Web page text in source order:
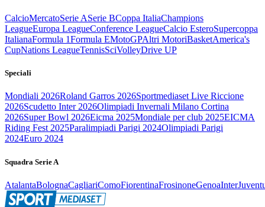
CalcioMercatoSerie ASerie BCoppa ItaliaChampions
LeagueEuropa LeagueConference LeagueCalcio EsteroSupercoppa
ItalianaFormula 1Formula EMotoGPAltri MotoriBasketAmerica's
CupNations LeagueTennisSciVolleyDrive UP
Speciali
Mondiali 2026Roland Garros 2026Sportmediaset Live Riccione
2026Scudetto Inter 2026Olimpiadi Invernali Milano Cortina
2026Super Bowl 2026Eicma 2025Mondiale per club 2025EICMA
Riding Fest 2025Paralimpiadi Parigi 2024Olimpiadi Parigi
2024Euro 2024
Squadra Serie A
AtalantaBolognaCagliariComoFiorentinaFrosinoneGenoaInter